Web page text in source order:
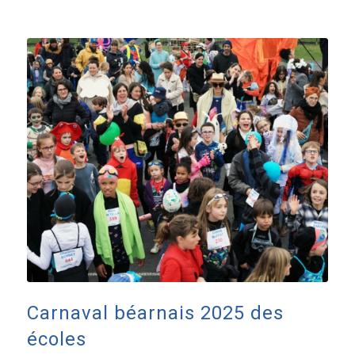
Carnaval béarnais 2025 des
écoles